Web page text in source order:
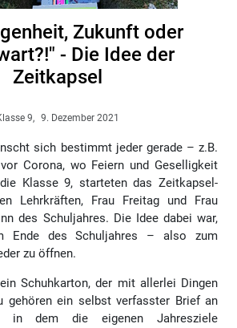
Zukunft oder
- Die Idee der
Zeitkapsel
9, 9. Dezember 2021
sich bestimmt jeder gerade – z.B.
Corona, wo Feiern und Geselligkeit
Klasse 9, starteten das Zeitkapsel-
Lehrkräften, Frau Freitag und Frau
des Schuljahres. Die Idee dabei war,
Ende des Schuljahres – also zum
zu öffnen.
Schuhkarton, der mit allerlei Dingen
gehören ein selbst verfasster Brief an
in dem die eigenen Jahresziele